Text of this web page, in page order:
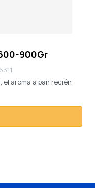
900Gr
el aroma a pan recién